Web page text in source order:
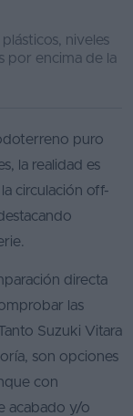
niveles
por encima de la
puro
la realidad es
circulación off-
directa
las
Suzuki Vitara
son opciones
con
acabado y/o